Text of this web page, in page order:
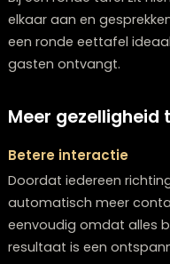
doorbreekt rechte
een speels accent.
Bij een ronde tafel zit
een ronde eettafel
gasten ontvangt.
Meer